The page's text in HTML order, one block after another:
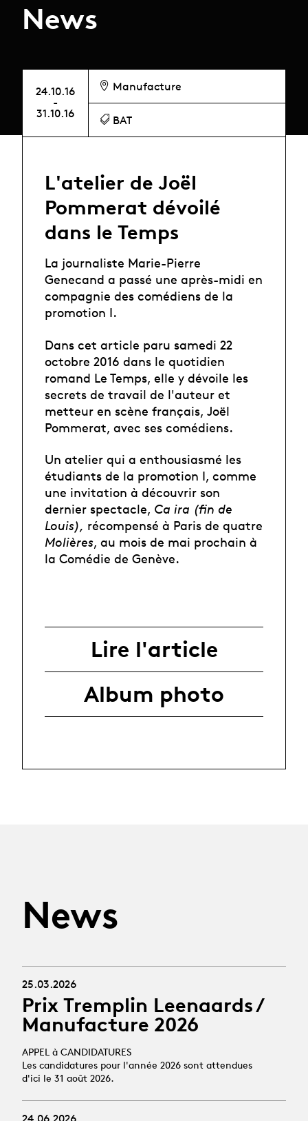
News
24.10.16
-
31.10.16
Manufacture
BAT
L'atelier de Joël
Pommerat dévoilé
dans le Temps
La journaliste Marie-Pierre
Genecand a passé une après-midi en
compagnie des comédiens de la
promotion I.
Dans cet article paru samedi 22
octobre 2016 dans le quotidien
romand Le Temps, elle y dévoile les
secrets de travail de l'auteur et
metteur en scène français, Joël
Pommerat, avec ses comédiens.
Un atelier qui a enthousiasmé les
étudiants de la promotion I, comme
une invitation à découvrir son
dernier spectacle, Ca ira (fin de
Louis), récompensé à Paris de quatre
Molières, au mois de mai prochain à
la Comédie de Genève.
Lire l'article
Album photo
News
25.03.2026
Prix Tremplin Leenaards /
Manufacture 2026
APPEL à CANDIDATURES
Les candidatures pour l'année 2026 sont attendues
d'ici le 31 août 2026.